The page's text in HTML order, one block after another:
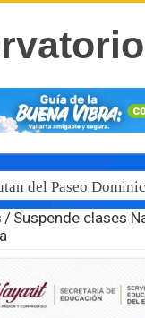
del Paseo
/ Suspende clases